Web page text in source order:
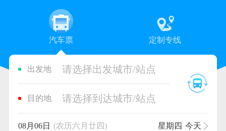
汽车票 定制专线
出发地 请选择出发城市/站点
目的地 请选择到达城市/站点
08月06日 (农历六月廿四) 星期四 今天